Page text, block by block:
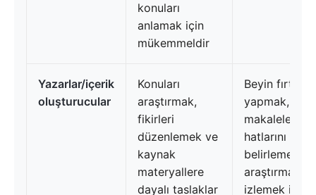
konuları
anlamak için
mükemmeldir
Yazarlar/içerik
oluşturucular
Konuları
araştırmak,
fikirleri
düzenlemek ve
kaynak
materyallere
dayalı taslaklar
Beyin fırtınası
yapmak,
makalelerin
hatlarını
belirlemek ve
araştırmaları
izlemek için